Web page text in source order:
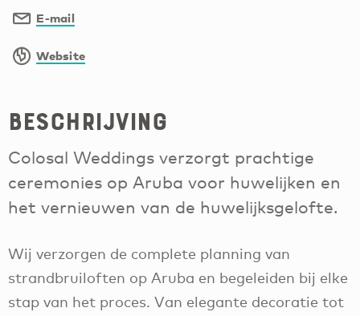
E-mail
Website
Beschrijving
Colosal Weddings verzorgt prachtige
ceremonies op Aruba voor huwelijken en
het vernieuwen van de huwelijksgelofte.
Wij verzorgen de complete planning van
strandbruiloften op Aruba en begeleiden bij elke
stap van het proces. Van elegante decoratie tot